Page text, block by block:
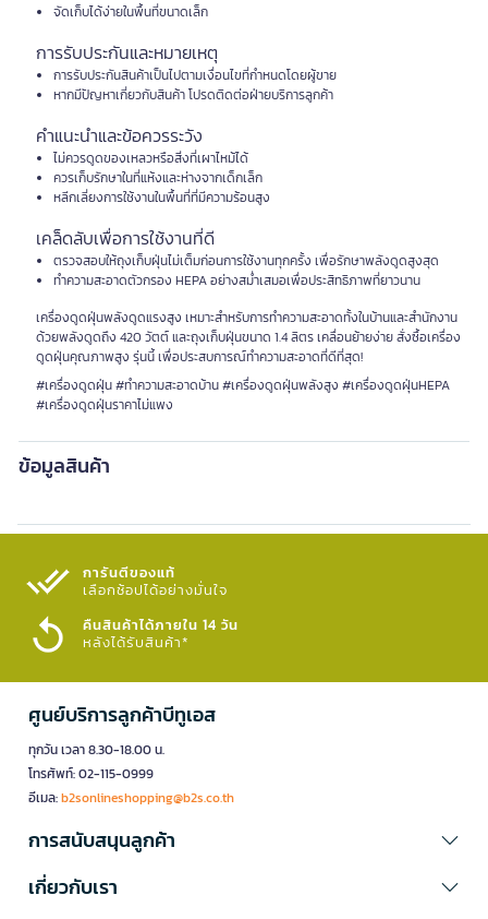
จัดเก็บได้ง่ายในพื้นที่ขนาดเล็ก
การรับประกันและหมายเหตุ
การรับประกันสินค้าเป็นไปตามเงื่อนไขที่กำหนดโดยผู้ขาย
หากมีปัญหาเกี่ยวกับสินค้า โปรดติดต่อฝ่ายบริการลูกค้า
คำแนะนำและข้อควรระวัง
ไม่ควรดูดของเหลวหรือสิ่งที่เผาไหม้ได้
ควรเก็บรักษาในที่แห้งและห่างจากเด็กเล็ก
หลีกเลี่ยงการใช้งานในพื้นที่ที่มีความร้อนสูง
เคล็ดลับเพื่อการใช้งานที่ดี
ตรวจสอบให้ถุงเก็บฝุ่นไม่เต็มก่อนการใช้งานทุกครั้ง เพื่อรักษาพลังดูดสูงสุด
ทำความสะอาดตัวกรอง HEPA อย่างสม่ำเสมอเพื่อประสิทธิภาพที่ยาวนาน
เครื่องดูดฝุ่นพลังดูดแรงสูง เหมาะสำหรับการทำความสะอาดทั้งในบ้านและสำนักงาน
ด้วยพลังดูดถึง 420 วัตต์ และถุงเก็บฝุ่นขนาด 1.4 ลิตร เคลื่อนย้ายง่าย สั่งซื้อเครื่อง
ดูดฝุ่นคุณภาพสูง รุ่นนี้ เพื่อประสบการณ์ทำความสะอาดที่ดีที่สุด!
#เครื่องดูดฝุ่น #ทำความสะอาดบ้าน #เครื่องดูดฝุ่นพลังสูง #เครื่องดูดฝุ่นHEPA
#เครื่องดูดฝุ่นราคาไม่แพง
ข้อมูลสินค้า
การันตีของแท้
เลือกช้อปได้อย่างมั่นใจ​
คืนสินค้าได้ภายใน 14 วัน
หลังได้รับสินค้า*
ศูนย์บริการลูกค้าบีทูเอส
ทุกวัน เวลา 8.30-18.00 น.
โทรศัพท์: 02-115-0999
อีเมล:b2sonlineshopping@b2s.co.th
การสนับสนุนลูกค้า
เกี่ยวกับเรา